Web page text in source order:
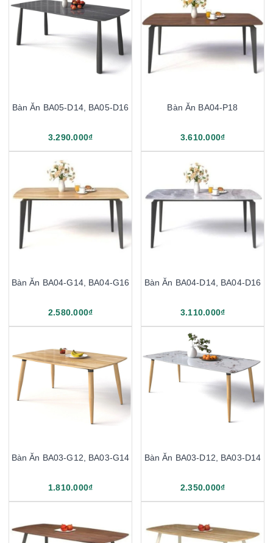
Bàn Ăn BA05-D14, BA05-D16
3.290.000₫
Bàn Ăn BA04-P18
3.610.000₫
Bàn Ăn BA04-G14, BA04-G16
2.580.000₫
Bàn Ăn BA04-D14, BA04-D16
3.110.000₫
Bàn Ăn BA03-G12, BA03-G14
1.810.000₫
Bàn Ăn BA03-D12, BA03-D14
2.350.000₫